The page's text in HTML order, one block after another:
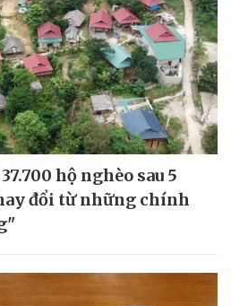
hộ nghèo sau 5
đổi từ những chính